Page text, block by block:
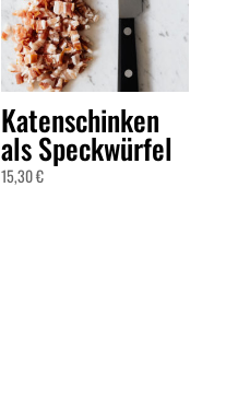
Katenschinken
als Speckwürfel
15,30€